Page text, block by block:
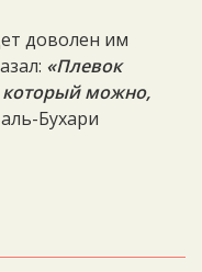
доволен им
«Плевок
который можно,
Бухари